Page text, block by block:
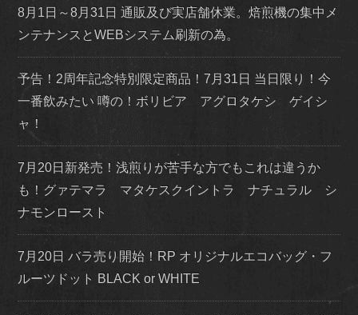
8月1日～8月31日 通販及び実店舗休業。焙煎機の集中メ
ンテナンスとWEBシステム刷新の為。
予告！2周年記念特別限定商品！7月31日 当日限り！今
一番飲みたい 噂の！ボリビア アグロタケシ ゲイシ
ャ！
7月20日新発売！浅煎りが苦手な方でもこれは違うか
も！グァテマラ マタケスクイントラ ナチュラル シ
ナモンロースト
7月20日 バラ売り開始！RP オリジナルエコバッグ・フ
ルーツドット BLACK or WHITE